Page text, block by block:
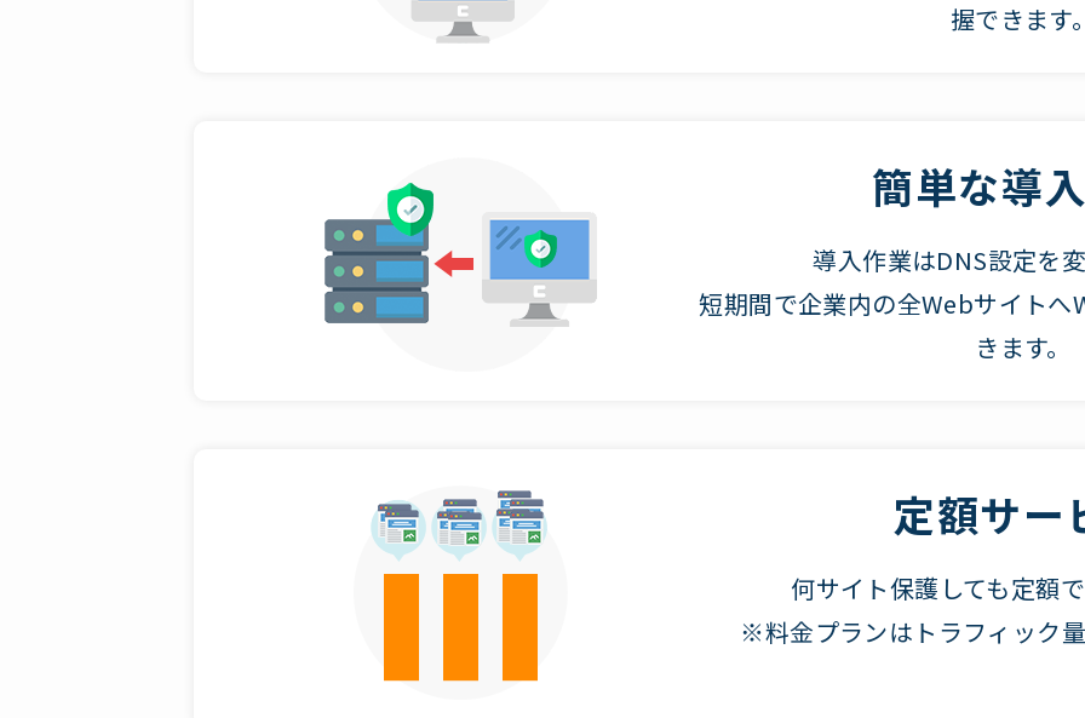
握できます
簡単な導
導入作業はDNS設定を
短期間で企業内の全Webサイト
きます。
定額サー
何サイト保護しても定額
※料金プランはトラフィック